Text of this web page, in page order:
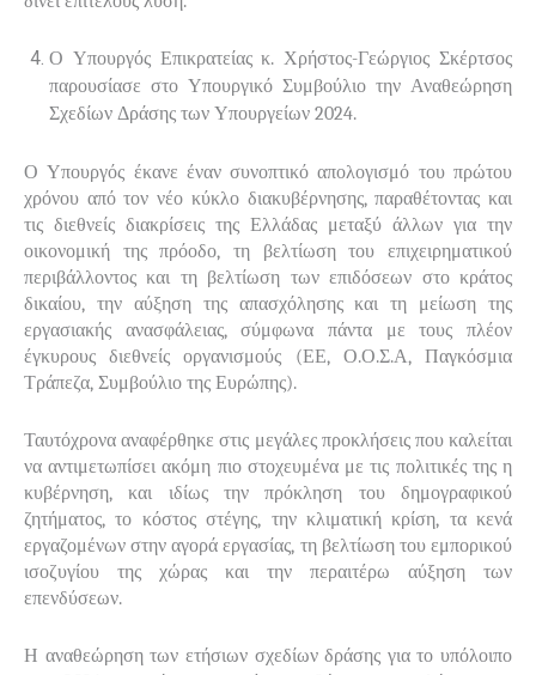
Ο Υπουργός Επικρατείας κ. Χρήστος-Γεώργιος Σκέρτσος
παρουσίασε στο Υπουργικό Συμβούλιο την Αναθεώρηση
Σχεδίων Δράσης των Υπουργείων 2024.
Ο Υπουργός έκανε έναν συνοπτικό απολογισμό του πρώτου
χρόνου από τον νέο κύκλο διακυβέρνησης, παραθέτοντας και
τις διεθνείς διακρίσεις της Ελλάδας μεταξύ άλλων για την
οικονομική της πρόοδο, τη βελτίωση του επιχειρηματικού
περιβάλλοντος και τη βελτίωση των επιδόσεων στο κράτος
δικαίου, την αύξηση της απασχόλησης και τη μείωση της
εργασιακής ανασφάλειας, σύμφωνα πάντα με τους πλέον
έγκυρους διεθνείς οργανισμούς (ΕΕ, Ο.Ο.Σ.Α, Παγκόσμια
Τράπεζα, Συμβούλιο της Ευρώπης).
Ταυτόχρονα αναφέρθηκε στις μεγάλες προκλήσεις που καλείται
να αντιμετωπίσει ακόμη πιο στοχευμένα με τις πολιτικές της η
κυβέρνηση, και ιδίως την πρόκληση του δημογραφικού
ζητήματος, το κόστος στέγης, την κλιματική κρίση, τα κενά
εργαζομένων στην αγορά εργασίας, τη βελτίωση του εμπορικού
ισοζυγίου της χώρας και την περαιτέρω αύξηση των
επενδύσεων.
Η αναθεώρηση των ετήσιων σχεδίων δράσης για το υπόλοιπο